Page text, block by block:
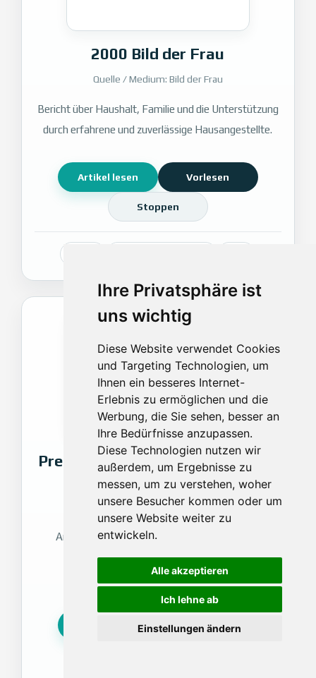
Ihre Privatsphäre ist
uns wichtig
Diese Website verwendet Cookies
und Targeting Technologien, um
Ihnen ein besseres Internet-
Erlebnis zu ermöglichen und die
Werbung, die Sie sehen, besser an
Ihre Bedürfnisse anzupassen.
Diese Technologien nutzen wir
außerdem, um Ergebnisse zu
messen, um zu verstehen, woher
unsere Besucher kommen oder um
unsere Website weiter zu
entwickeln.
Alle akzeptieren
Ich lehne ab
Einstellungen ändern
2000 Bild der Frau
Quelle / Medium: Bild der Frau
Bericht über Haushalt, Familie und die Unterstützung
durch erfahrene und zuverlässige Hausangestellte.
Artikel lesen Vorlesen
Stoppen
Pressebericht Abendzeitung vom
21.3.2001
Quelle / Medium: Abendzeitung
Artikel über die Agentur ohne Grenzen und ihr
Vermittlungsangebot für Hauspersonal in
Privathaushalten.
Artikel lesen Vorlesen